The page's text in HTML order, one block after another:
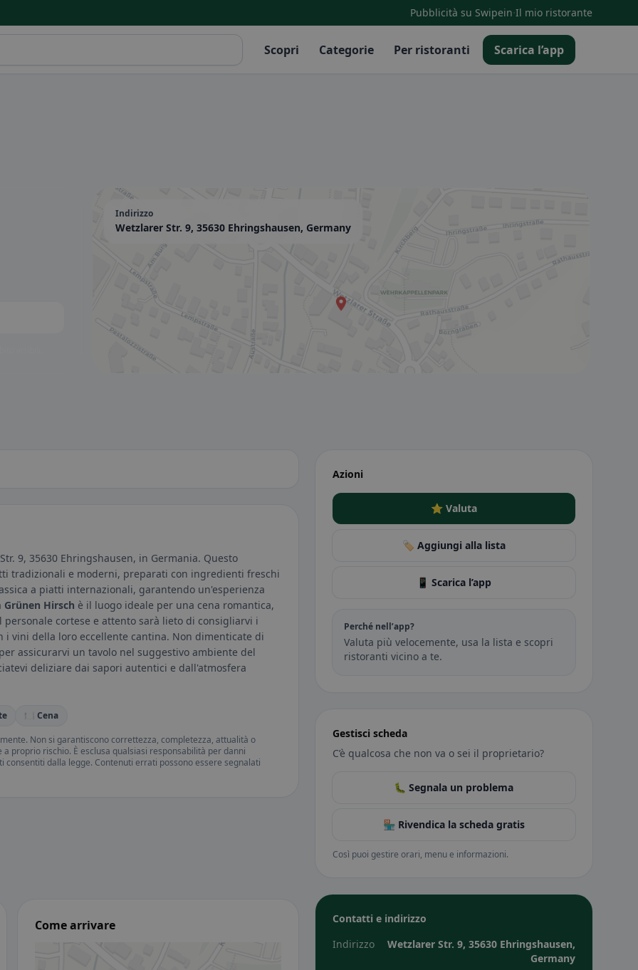
Pubblicità su Swipein·Il mio ristorante
Scopri Categorie Per ristoranti Scarica l’app
Indirizzo
Wetzlarer Str. 9, 35630 Ehringshausen, Germany
9, 35630 Ehringshausen, in Germania. Questo
tradizionali e moderni, preparati con ingredienti freschi
a piatti internazionali, garantendo un'esperienza
Grünen Hirsch è il luogo ideale per una cena romantica,
cortese e attento sarà lieto di consigliarvi i
vini della loro eccellente cantina. Non dimenticate di
assicurarvi un tavolo nel suggestivo ambiente del
deliziare dai sapori autentici e dall'atmosfera
🍽️ Cena
Non si garantiscono correttezza, completezza, attualità o
proprio rischio. È esclusa qualsiasi responsabilità per danni
dalla legge. Contenuti errati possono essere segnalati
Come arrivare
Azioni
⭐ Valuta
🏷️ Aggiungi alla lista
📱 Scarica l’app
Perché nell’app?
Valuta più velocemente, usa la lista e scopri
ristoranti vicino a te.
Gestisci scheda
C’è qualcosa che non va o sei il proprietario?
🐛 Segnala un problema
🏪 Rivendica la scheda gratis
Così puoi gestire orari, menu e informazioni.
Contatti e indirizzo
Indirizzo
Wetzlarer Str. 9, 35630 Ehringshausen,
Germany